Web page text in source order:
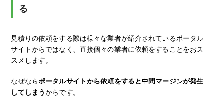
る
見積りの依頼をする際は様々な業者が紹介されているポータル
サイトからではなく、直接個々の業者に依頼をすることをおス
スメします。
なぜならポータルサイトから依頼をすると中間マージンが発生
してしまうからです。